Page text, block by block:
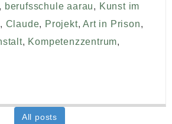
, berufsschule aarau, Kunst im
, Claude, Projekt,Art in Prison,
, Kompetenzzentrum,
All posts